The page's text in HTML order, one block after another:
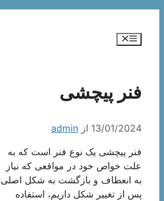
فهرست
فنر پیچشی
13/01/2024 از admin
فنر پیچشی یک نوع فنر است که به
علت خواص خود در مواقعی که نیاز
به انعطاف و بازگشت به شکل اصلی
پس از تغییر شکل داریم، استفاده